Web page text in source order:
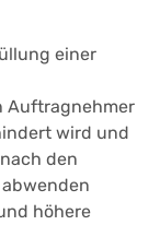
einer
Auftragnehmer
wird und
den
höhere